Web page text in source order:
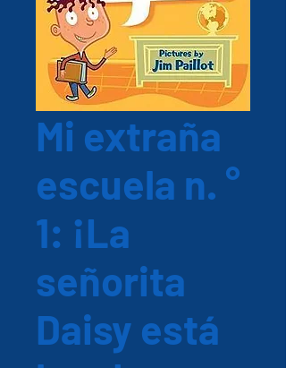
Mi extraña
escuela n. °
1: ¡La
señorita
Daisy está